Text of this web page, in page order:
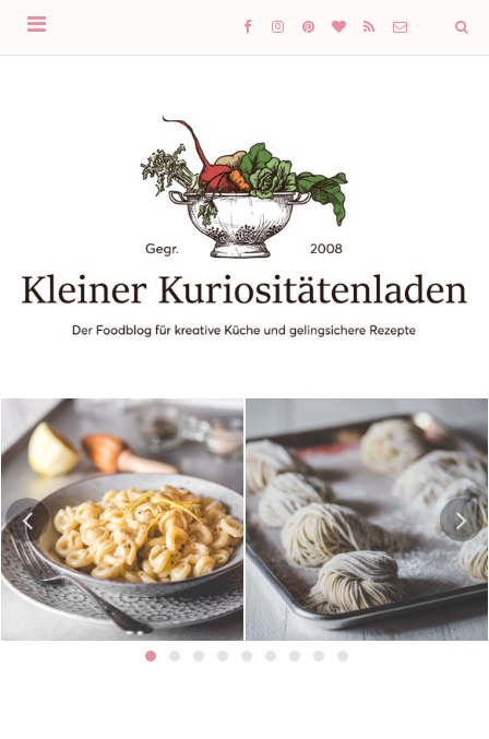
Pasta al Limone
Hausgemachte Ramen-
Nudeln